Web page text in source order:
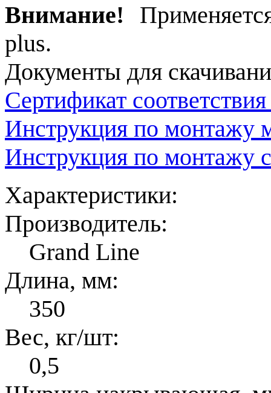
Внимание!
plus.
Документы для
Сертификат
Инструкция по монтажу
Инструкция по монтажу
Характеристики:
Производитель:
Grand Line
Длина, мм:
350
Вес, кг/шт:
0,5